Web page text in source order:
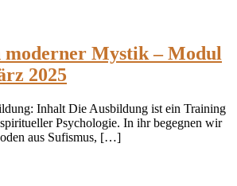
moderner Mystik – Modul
2025
Inhalt Die Ausbildung ist ein Training
Psychologie. In ihr begegnen wir
aus Sufismus, […]